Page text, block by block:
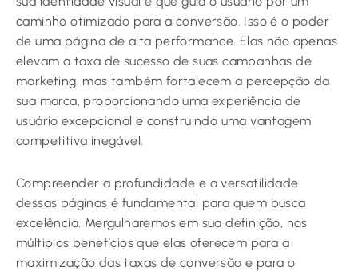
caminho otimizado para a conversão. Isso é o poder
de uma página de alta performance. Elas não apenas
elevam a taxa de sucesso de suas campanhas de
marketing, mas também fortalecem a percepção da
sua marca, proporcionando uma experiência de
usuário excepcional e construindo uma vantagem
competitiva inegável.
Compreender a profundidade e a versatilidade
dessas páginas é fundamental para quem busca
excelência. Mergulharemos em sua definição, nos
múltiplos benefícios que elas oferecem para a
maximização das taxas de conversão e para o